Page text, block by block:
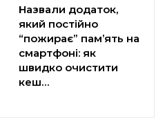
Назвали додаток,
який постійно
“пожирає” пам’ять на
смартфоні: як
швидко очистити
кеш…